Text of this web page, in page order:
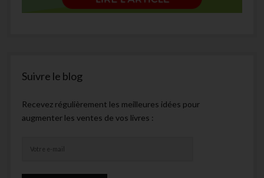
Suivre le blog
Recevez régulièrement les meilleures idées pour
augmenter les ventes de vos livres :